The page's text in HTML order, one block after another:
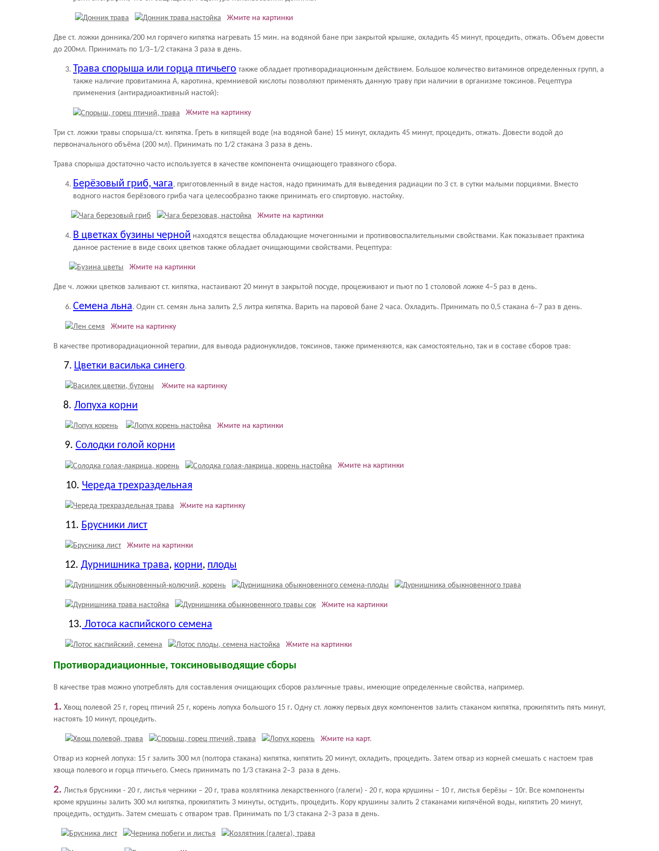
Жмите на картинки
Две ст. ложки донника/200 мл горячего кипятка нагревать 15 мин. на водяной бане при закрытой крышке, охладить 45 минут, процедить, отжать. Объем довести
до 200мл. Принимать по 1/3–1/2 стакана 3 раза в день.
Трава спорыша или горца птичьего также обладает противорадиационным действием. Большое количество витаминов определенных групп, а
также наличие провитамина А, каротина, кремниевой кислоты позволяют применять данную траву при наличии в организме токсинов. Рецептура
применения (антирадиоактивный настой):
Жмите на картинку
Три ст. ложки травы спорыша/ст. кипятка. Греть в кипящей воде (на водяной бане) 15 минут, охладить 45 минут, процедить, отжать. Довести водой до
первоначального объёма (200 мл). Принимать по 1/2 стакана 3 раза в день.
Трава спорыша достаточно часто используется в качестве компонента очищающего травяного сбора.
Берёзовый гриб, чага, приготовленный в виде настоя, надо принимать для выведения радиации по 3 ст. в сутки малыми порциями. Вместо
водного настоя берёзового гриба чага целесообразно также принимать его спиртовую. настойку.
Жмите на картинки
В цветках бузины черной находятся вещества обладающие мочегонными и противовоспалительными свойствами. Как показывает практика
данное растение в виде своих цветков также обладает очищающими свойствами. Рецептура:
Жмите на картинки
Две ч. ложки цветков заливают ст. кипятка, настаивают 20 минут в закрытой посуде, процеживают и пьют по 1 столовой ложке 4–5 раз в день.
Семена льна. Один ст. семян льна залить 2,5 литра кипятка. Варить на паровой бане 2 часа. Охладить. Принимать по 0,5 стакана 6–7 раз в день.
Жмите на картинку
В качестве противорадиационной терапии, для вывода радионуклидов, токсинов, также применяются, как самостоятельно, так и в составе сборов трав:
7. Цветки василька синего.
Жмите на картинку
8. Лопуха корни
Жмите на картинки
9. Солодки голой корни
Жмите на картинки
10. Череда трехраздельная
Жмите на картинку
11. Брусники лист
Жмите на картинки
12. Дурнишника трава, корни, плоды
Жмите на картинки
13. Лотоса каспийского семена
Жмите на картинки
Противорадиационные, токсиновыводящие сборы
В качестве трав можно употреблять для составления очищающих сборов различные травы, имеющие определенные свойства, например.
1. Хвощ полевой 25 г, горец птичий 25 г, корень лопуха большого 15 г. Одну ст. ложку первых двух компонентов залить стаканом кипятка, прокипятить пять минут,
настоять 10 минут, процедить.
Жмите на карт.
Отвар из корней лопуха: 15 г залить 300 мл (полтора стакана) кипятка, кипятить 20 минут, охладить, процедить. Затем отвар из корней смешать с настоем трав
хвоща полевого и горца птичьего. Смесь принимать по 1/3 стакана 2–3 раза в день.
2. Листья брусники - 20 г, листья черники – 20 г, трава козлятника лекарственного (галеги) - 20 г, кора крушины – 10 г, листья берёзы – 10г. Все компоненты
кроме крушины залить 300 мл кипятка, прокипятить 3 минуты, остудить, процедить. Кору крушины залить 2 стаканами кипячёной воды, кипятить 20 минут,
процедить, остудить. Затем смешать с отваром трав. Принимать по 1/3 стакана 2–3 раза в день.